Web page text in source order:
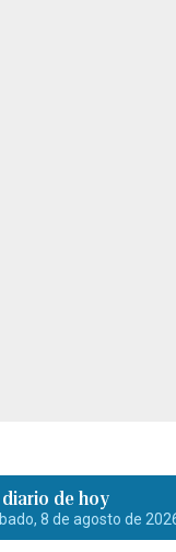
diario de hoy
8 de agosto de